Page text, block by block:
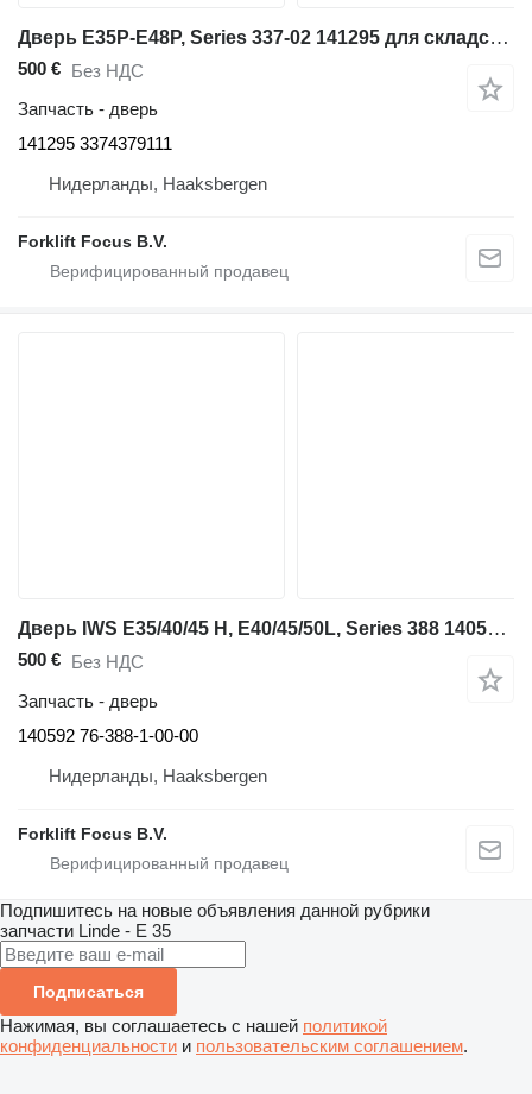
Дверь E35P-E48P, Series 337-02 141295 для складской техники Linde E35P-E48P, Series 337-02
500 € Без НДС
Запчасть - дверь
141295 3374379111
Нидерланды, Haaksbergen
Forklift Focus B.V.
Дверь IWS E35/40/45 H, E40/45/50L, Series 388 140592 для складской техники Linde E35/40/45 H, E40/45/50L, Series 388
500 € Без НДС
Запчасть - дверь
140592 76-388-1-00-00
Нидерланды, Haaksbergen
Forklift Focus B.V.
Подпишитесь на новые объявления данной рубрики
запчасти Linde - E 35
Подписаться
Нажимая, вы соглашаетесь с нашей политикой
конфиденциальности и пользовательским соглашением.